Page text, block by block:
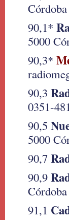
90,1*
5000
90,3*
90,3
0351-
90,5
5000
90,7
90,9
91,1